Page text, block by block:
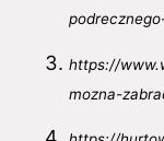
https://
mozna-